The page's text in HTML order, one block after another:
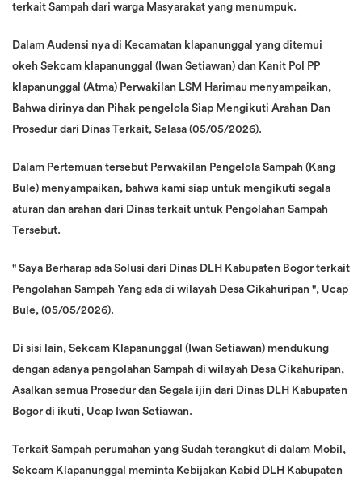
terkait Sampah dari warga Masyarakat yang menumpuk.
Dalam Audensi nya di Kecamatan klapanunggal yang ditemui
okeh Sekcam klapanunggal (Iwan Setiawan) dan Kanit Pol PP
klapanunggal (Atma) Perwakilan LSM Harimau menyampaikan,
Bahwa dirinya dan Pihak pengelola Siap Mengikuti Arahan Dan
Prosedur dari Dinas Terkait, Selasa (05/05/2026).
Dalam Pertemuan tersebut Perwakilan Pengelola Sampah (Kang
Bule) menyampaikan, bahwa kami siap untuk mengikuti segala
aturan dan arahan dari Dinas terkait untuk Pengolahan Sampah
Tersebut.
" Saya Berharap ada Solusi dari Dinas DLH Kabupaten Bogor terkait
Pengolahan Sampah Yang ada di wilayah Desa Cikahuripan ", Ucap
Bule, (05/05/2026).
Di sisi lain, Sekcam Klapanunggal (Iwan Setiawan) mendukung
dengan adanya pengolahan Sampah di wilayah Desa Cikahuripan,
Asalkan semua Prosedur dan Segala ijin dari Dinas DLH Kabupaten
Bogor di ikuti, Ucap Iwan Setiawan.
Terkait Sampah perumahan yang Sudah terangkut di dalam Mobil,
Sekcam Klapanunggal meminta Kebijakan Kabid DLH Kabupaten